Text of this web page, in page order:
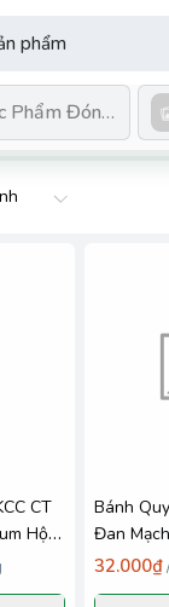
Phẩm Đóng Hộp
CT
Hộp
Bánh
Đan
( Trắng )
32.000₫